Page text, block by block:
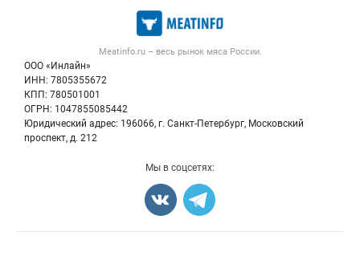
Meatinfo.ru – весь рынок мясаРоссии.
ООО «Инлайн»
ИНН: 7805355672
КПП: 780501001
ОГРН: 1047855085442
Юридический адрес: 196066, г. Санкт-Петербург, Московский
проспект, д. 212
Публичная оферта
Контактная информация
Политика обработки персональных данных
Новости рынка
Вакансии
Мясо, мясопродукты
Скот в живом весе
Колбасы, сосиски, деликатесы
Мы в соцсетях: